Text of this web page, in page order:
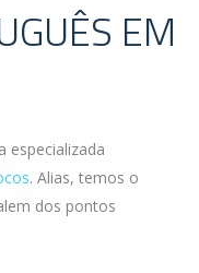
EM
especializada
. Alias, temos o
dos pontos